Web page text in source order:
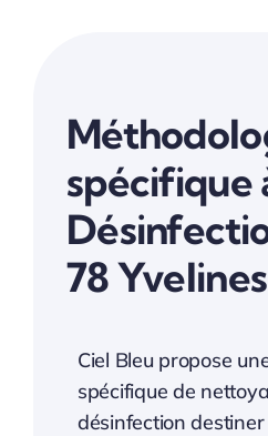
spécifique
78 Yvelines
Ciel Bleu propose
spécifique de
désinfection